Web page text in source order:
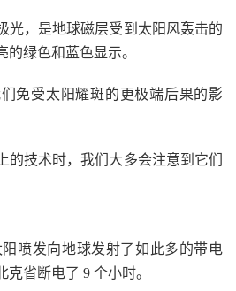
光，是地球磁层受到太阳风轰击的
绿色和蓝色显示。
免受太阳耀斑的更极端后果的影
的技术时，我们大多会注意到它们
阳喷发向地球发射了如此多的带电
省断电了 9 个小时。